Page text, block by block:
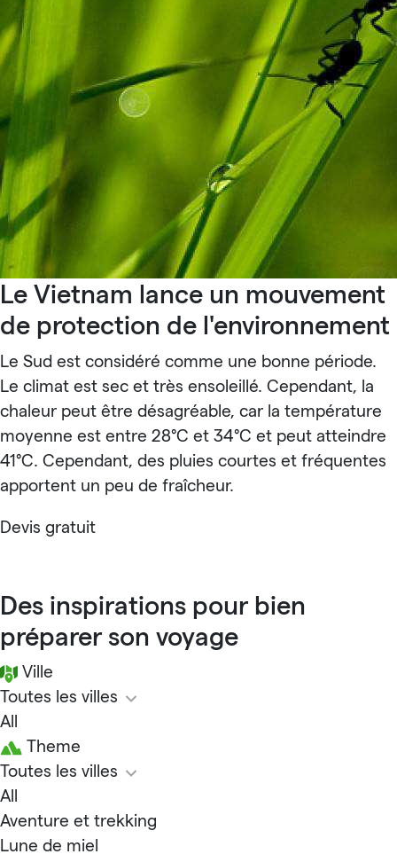
Le Vietnam lance un mouvement
de protection de l'environnement
Le Sud est considéré comme une bonne période.
Le climat est sec et très ensoleillé. Cependant, la
chaleur peut être désagréable, car la température
moyenne est entre 28°C et 34°C et peut atteindre
41°C. Cependant, des pluies courtes et fréquentes
apportent un peu de fraîcheur.
Devis gratuit
Des inspirations pour bien
préparer son voyage
Ville
Toutes les villes
All
Theme
Toutes les villes
All
Aventure et trekking
Lune de miel